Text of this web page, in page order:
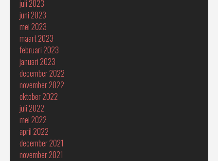
juli 2023
juni 2023
mei 2023
maart 2023
februari 2023
januari 2023
december 2022
november 2022
oktober 2022
juli 2022
mei 2022
april 2022
december 2021
november 2021